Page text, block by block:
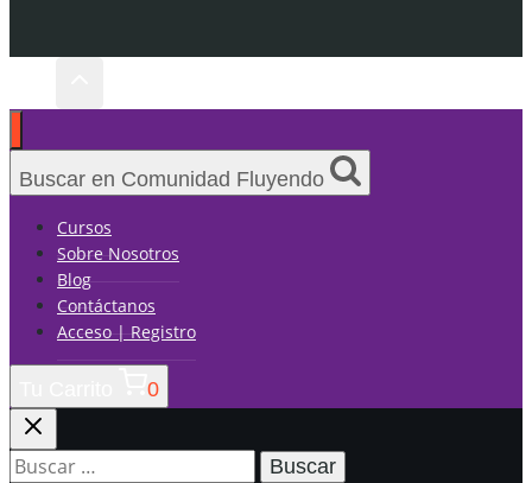
Buscar en Comunidad Fluyendo
Cursos
Sobre Nosotros
Blog
Contáctanos
Acceso | Registro
0
Buscar: